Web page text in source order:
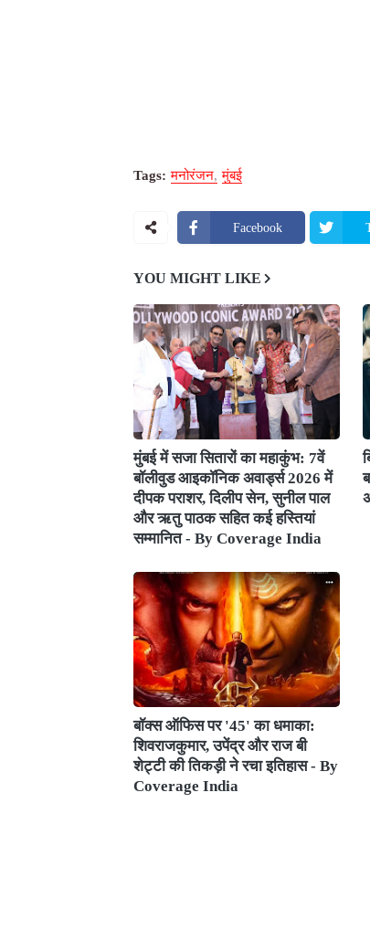
Tags: मनोरंजन मुंबई
Facebook
YOU MIGHT LIKE
मुंबई में सजा सितारों का महाकुंभ: 7वें
बॉलीवुड आइकॉनिक अवार्ड्स 2026 में
दीपक पराशर, दिलीप सेन, सुनील पाल
और ऋतु पाठक सहित कई हस्तियां
सम्मानित - By Coverage India
बॉक्स ऑफिस पर '45' का धमाका:
शिवराजकुमार, उपेंद्र और राज बी
शेट्टी की तिकड़ी ने रचा इतिहास - By
Coverage India